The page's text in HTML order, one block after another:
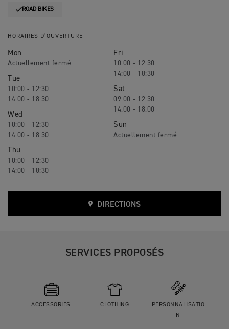
ROAD BIKES
HORAIRES D’OUVERTURE
Mon
Tue
10:00 - 12:30
14:00 - 18:30
Wed
10:00 - 12:30
14:00 - 18:30
Thu
10:00 - 12:30
14:00 - 18:30
Fri
10:00 - 12:30
14:00 - 18:30
Sat
09:00 - 12:30
14:00 - 18:00
Sun
DIRECTIONS
SERVICES PROPOSÉS
ACCESSORIES CLOTHING
PERSONNALISATIO
N